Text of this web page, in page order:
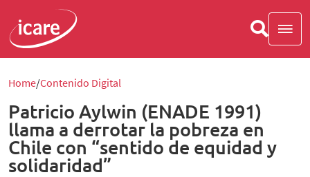
Home Contenido Digital
Patricio Aylwin (ENADE 1991)
llama a derrotar la pobreza en
Chile con “sentido de equidad y
solidaridad”